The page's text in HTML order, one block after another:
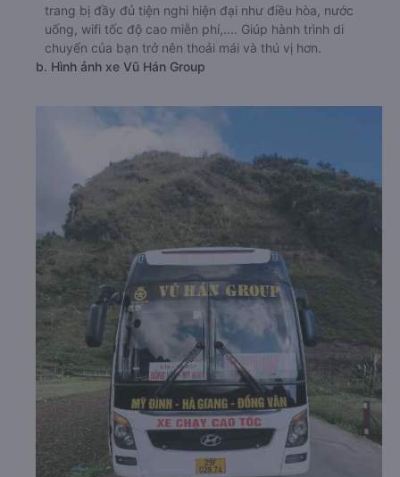
trang bị đầy đủ tiện nghi hiện đại như điều hòa, nước
uống, wifi tốc độ cao miễn phí,.... Giúp hành trình di
chuyển của bạn trở nên thoải mái và thú vị hơn.
b. Hình ảnh xe Vũ Hán Group